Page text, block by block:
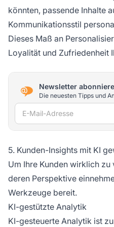
könnten, passende Inhalte
Kommunikationsstil
Dieses Maß an
Loyalität und Zufriedenheit
Newsletter
Die neuesten Tipps und
E-Mail-Adresse
5. Kunden-Insights mit KI
Um Ihre Kunden wirklich zu
deren Perspektive
Werkzeuge bereit.
KI-gestützte Analytik
KI-gesteuerte Analytik ist